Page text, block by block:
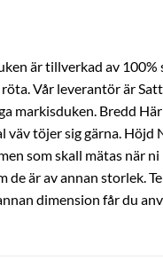
är tillverkad av
Vår leverantör är
Bredd
töjer sig gärna.
som skall mätas
är av annan storlek.
dimension får du